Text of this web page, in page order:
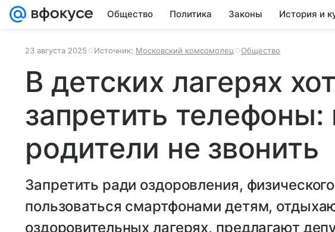
Общество Политика Законы История и
23 августа 2025 Источник: Московский комсомолец Общество
В детских лагерях
запретить телефоны:
родители не звонить
Запретить ради оздоровления,
пользоваться смартфонами детям,
оздоровительных лагерях, предлагают